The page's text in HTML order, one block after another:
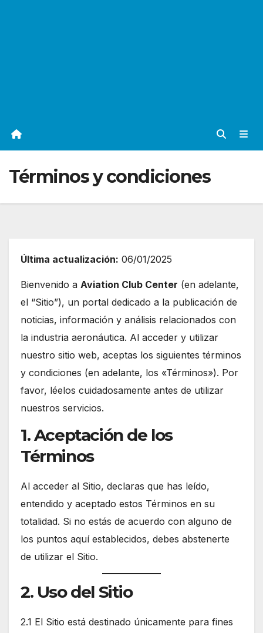
Términos y condiciones
Última actualización: 06/01/2025
Bienvenido a Aviation Club Center (en adelante,
el “Sitio”), un portal dedicado a la publicación de
noticias, información y análisis relacionados con
la industria aeronáutica. Al acceder y utilizar
nuestro sitio web, aceptas los siguientes términos
y condiciones (en adelante, los «Términos»). Por
favor, léelos cuidadosamente antes de utilizar
nuestros servicios.
1. Aceptación de los
Términos
Al acceder al Sitio, declaras que has leído,
entendido y aceptado estos Términos en su
totalidad. Si no estás de acuerdo con alguno de
los puntos aquí establecidos, debes abstenerte
de utilizar el Sitio.
2. Uso del Sitio
2.1 El Sitio está destinado únicamente para fines